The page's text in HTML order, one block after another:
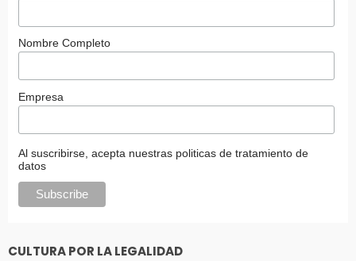
Nombre Completo
Empresa
Al suscribirse, acepta nuestras politicas de tratamiento de
datos
CULTURA POR LA LEGALIDAD